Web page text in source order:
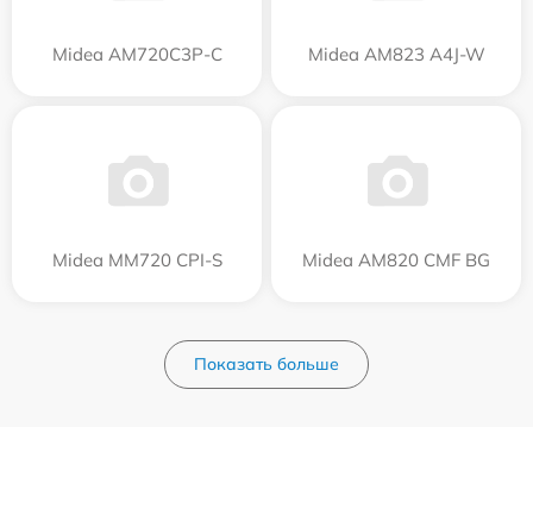
Midea AM720C3P-C Midea AM823 A4J-W
Midea MM720 CPI-S Midea AM820 CMF BG
Показать больше